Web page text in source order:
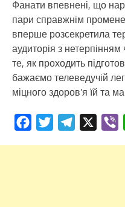
Фанати впевнені, що
пари справжнім
вперше розсекретила
аудиторія з
те, як проходить
бажаємо телеведучій
міцного здоров’я їй та
FacebookTwitterTelegram